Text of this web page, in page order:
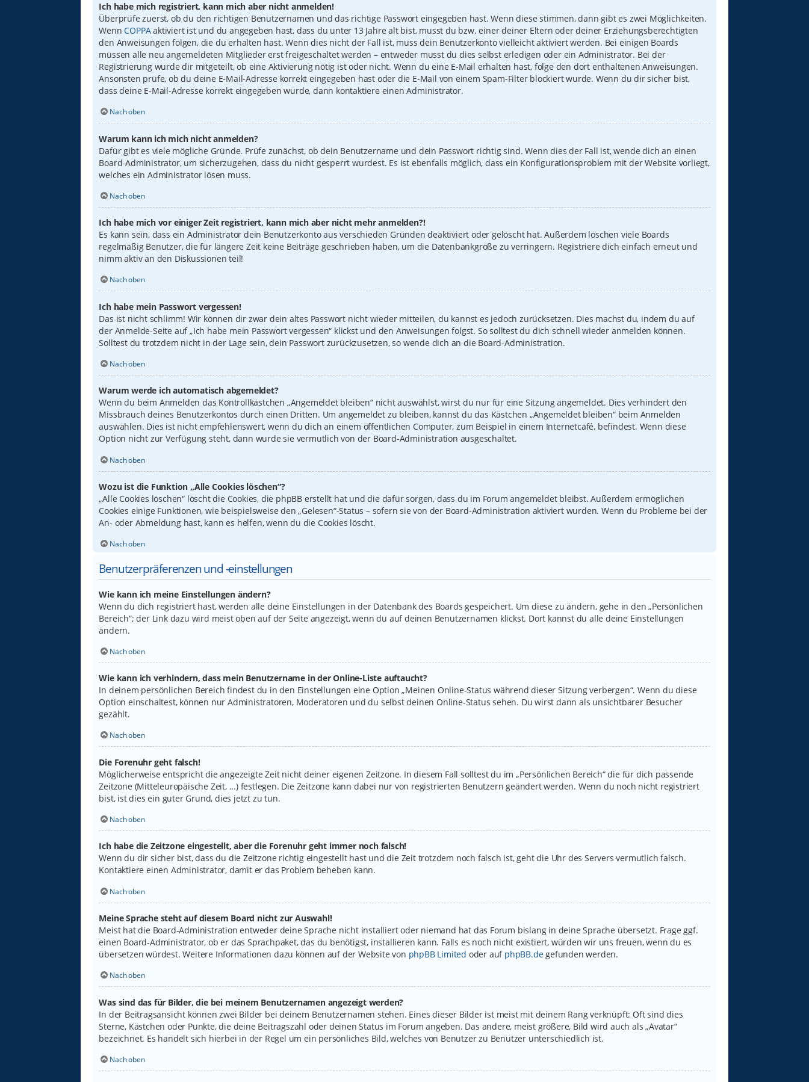
Ich habe mich registriert, kann mich aber nicht anmelden!
Überprüfe zuerst, ob du den richtigen Benutzernamen und das richtige Passwort eingegeben hast. Wenn diese stimmen, dann gibt es zwei Möglichkeiten.
WennCOPPAaktiviert ist und du angegeben hast, dass du unter 13 Jahre alt bist, musst du bzw. einer deiner Eltern oder deiner Erziehungsberechtigten
den Anweisungen folgen, die du erhalten hast. Wenn dies nicht der Fall ist, muss dein Benutzerkonto vielleicht aktiviert werden. Bei einigen Boards
müssen alle neu angemeldeten Mitglieder erst freigeschaltet werden – entweder musst du dies selbst erledigen oder ein Administrator. Bei der
Registrierung wurde dir mitgeteilt, ob eine Aktivierung nötig ist oder nicht. Wenn du eine E-Mail erhalten hast, folge den dort enthaltenen Anweisungen.
Ansonsten prüfe, ob du deine E-Mail-Adresse korrekt eingegeben hast oder die E-Mail von einem Spam-Filter blockiert wurde. Wenn du dir sicher bist,
dass deine E-Mail-Adresse korrekt eingegeben wurde, dann kontaktiere einen Administrator.
Nach oben
Warum kann ich mich nicht anmelden?
Dafür gibt es viele mögliche Gründe. Prüfe zunächst, ob dein Benutzername und dein Passwort richtig sind. Wenn dies der Fall ist, wende dich an einen
Board-Administrator, um sicherzugehen, dass du nicht gesperrt wurdest. Es ist ebenfalls möglich, dass ein Konfigurationsproblem mit der Website vorliegt,
welches ein Administrator lösen muss.
Nach oben
Ich habe mich vor einiger Zeit registriert, kann mich aber nicht mehr anmelden?!
Es kann sein, dass ein Administrator dein Benutzerkonto aus verschieden Gründen deaktiviert oder gelöscht hat. Außerdem löschen viele Boards
regelmäßig Benutzer, die für längere Zeit keine Beiträge geschrieben haben, um die Datenbankgröße zu verringern. Registriere dich einfach erneut und
nimm aktiv an den Diskussionen teil!
Nach oben
Ich habe mein Passwort vergessen!
Das ist nicht schlimm! Wir können dir zwar dein altes Passwort nicht wieder mitteilen, du kannst es jedoch zurücksetzen. Dies machst du, indem du auf
der Anmelde-Seite auf „Ich habe mein Passwort vergessen“ klickst und den Anweisungen folgst. So solltest du dich schnell wieder anmelden können.
Solltest du trotzdem nicht in der Lage sein, dein Passwort zurückzusetzen, so wende dich an die Board-Administration.
Nach oben
Warum werde ich automatisch abgemeldet?
Wenn du beim Anmelden das Kontrollkästchen „Angemeldet bleiben“ nicht auswählst, wirst du nur für eine Sitzung angemeldet. Dies verhindert den
Missbrauch deines Benutzerkontos durch einen Dritten. Um angemeldet zu bleiben, kannst du das Kästchen „Angemeldet bleiben“ beim Anmelden
auswählen. Dies ist nicht empfehlenswert, wenn du dich an einem öffentlichen Computer, zum Beispiel in einem Internetcafé, befindest. Wenn diese
Option nicht zur Verfügung steht, dann wurde sie vermutlich von der Board-Administration ausgeschaltet.
Nach oben
Wozu ist die Funktion „Alle Cookies löschen“?
„Alle Cookies löschen“ löscht die Cookies, die phpBB erstellt hat und die dafür sorgen, dass du im Forum angemeldet bleibst. Außerdem ermöglichen
Cookies einige Funktionen, wie beispielsweise den „Gelesen“-Status – sofern sie von der Board-Administration aktiviert wurden. Wenn du Probleme bei der
An- oder Abmeldung hast, kann es helfen, wenn du die Cookies löscht.
Nach oben
Benutzerpräferenzen und -einstellungen
Wie kann ich meine Einstellungen ändern?
Wenn du dich registriert hast, werden alle deine Einstellungen in der Datenbank des Boards gespeichert. Um diese zu ändern, gehe in den „Persönlichen
Bereich“; der Link dazu wird meist oben auf der Seite angezeigt, wenn du auf deinen Benutzernamen klickst. Dort kannst du alle deine Einstellungen
ändern.
Nach oben
Wie kann ich verhindern, dass mein Benutzername in der Online-Liste auftaucht?
In deinem persönlichen Bereich findest du in den Einstellungen eine Option „Meinen Online-Status während dieser Sitzung verbergen“. Wenn du diese
Option einschaltest, können nur Administratoren, Moderatoren und du selbst deinen Online-Status sehen. Du wirst dann als unsichtbarer Besucher
gezählt.
Nach oben
Die Forenuhr geht falsch!
Möglicherweise entspricht die angezeigte Zeit nicht deiner eigenen Zeitzone. In diesem Fall solltest du im „Persönlichen Bereich“ die für dich passende
Zeitzone (Mitteleuropäische Zeit, ...) festlegen. Die Zeitzone kann dabei nur von registrierten Benutzern geändert werden. Wenn du noch nicht registriert
bist, ist dies ein guter Grund, dies jetzt zu tun.
Nach oben
Ich habe die Zeitzone eingestellt, aber die Forenuhr geht immer noch falsch!
Wenn du dir sicher bist, dass du die Zeitzone richtig eingestellt hast und die Zeit trotzdem noch falsch ist, geht die Uhr des Servers vermutlich falsch.
Kontaktiere einen Administrator, damit er das Problem beheben kann.
Nach oben
Meine Sprache steht auf diesem Board nicht zur Auswahl!
Meist hat die Board-Administration entweder deine Sprache nicht installiert oder niemand hat das Forum bislang in deine Sprache übersetzt. Frage ggf.
einen Board-Administrator, ob er das Sprachpaket, das du benötigst, installieren kann. Falls es noch nicht existiert, würden wir uns freuen, wenn du es
übersetzen würdest. Weitere Informationen dazu können auf der Website von phpBB Limited oder auf phpBB.degefunden werden.
Nach oben
Was sind das für Bilder, die bei meinem Benutzernamen angezeigt werden?
In der Beitragsansicht können zwei Bilder bei deinem Benutzernamen stehen. Eines dieser Bilder ist meist mit deinem Rang verknüpft: Oft sind dies
Sterne, Kästchen oder Punkte, die deine Beitragszahl oder deinen Status im Forum angeben. Das andere, meist größere, Bild wird auch als „Avatar“
bezeichnet. Es handelt sich hierbei in der Regel um ein persönliches Bild, welches von Benutzer zu Benutzer unterschiedlich ist.
Nach oben